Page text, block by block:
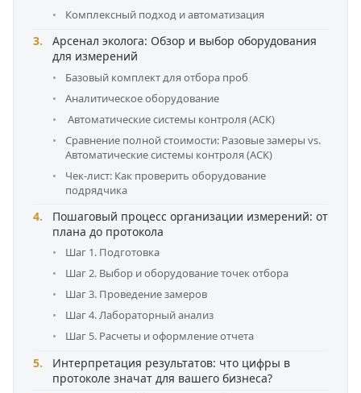
Комплексный подход и автоматизация
Арсенал эколога: Обзор и выбор оборудования
для измерений
Базовый комплект для отбора проб
Аналитическое оборудование
Автоматические системы контроля (АСК)
Сравнение полной стоимости: Разовые замеры vs.
Автоматические системы контроля (АСК)
Чек-лист: Как проверить оборудование
подрядчика
Пошаговый процесс организации измерений: от
плана до протокола
Шаг 1. Подготовка
Шаг 2. Выбор и оборудование точек отбора
Шаг 3. Проведение замеров
Шаг 4. Лабораторный анализ
Шаг 5. Расчеты и оформление отчета
Интерпретация результатов: что цифры в
протоколе значат для вашего бизнеса?